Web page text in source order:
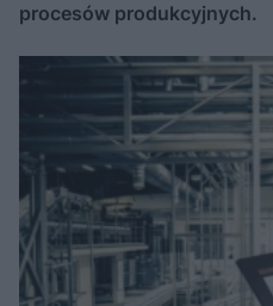
procesów produkcyjnych.